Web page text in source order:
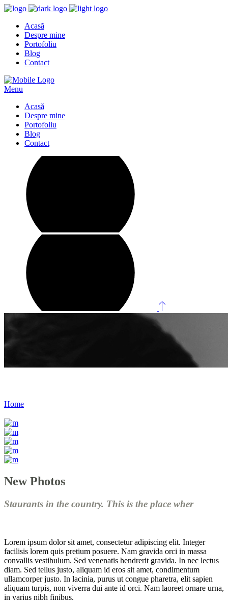
Acasă
Despre mine
Portofoliu
Blog
Contact
Menu
Acasă
Despre mine
Portofoliu
Blog
Contact
Home
New Photos
Staurants in the country. This is the place wher
Lorem ipsum dolor sit amet, consectetur adipiscing elit. Integer
facilisis lorem quis pretium posuere. Nam gravida orci in massa
convallis vestibulum. Sed venenatis hendrerit gravida. In nec lectus
diam. Sed tellus justo, aliquam id eros sit amet, condimentum
ullamcorper justo. In lacinia, purus ut congue pharetra, elit sapien
aliquam turpis, non viverra dui ante id orci. Nam laoreet ornare urna,
in varius nibh finibus.